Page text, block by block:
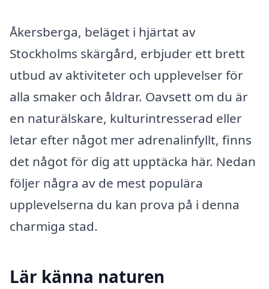
Åkersberga, beläget i hjärtat av
Stockholms skärgård, erbjuder ett brett
utbud av aktiviteter och upplevelser för
alla smaker och åldrar. Oavsett om du är
en naturälskare, kulturintresserad eller
letar efter något mer adrenalinfyllt, finns
det något för dig att upptäcka här. Nedan
följer några av de mest populära
upplevelserna du kan prova på i denna
charmiga stad.
Lär känna naturen